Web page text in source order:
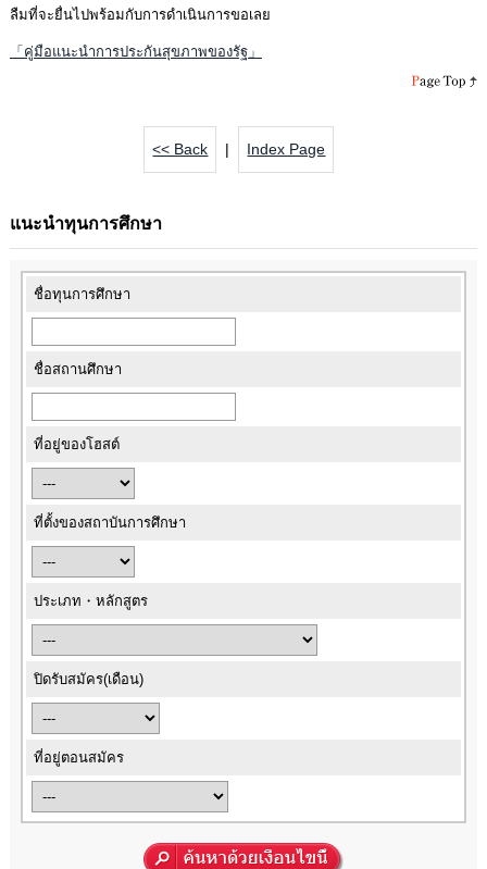
ลืมที่จะยื่นไปพร้อมกับการดำเนินการขอเลย
「คู่มือแนะนำการประกันสุขภาพของรัฐ」
<< Back | Index Page
แนะนำทุนการศึกษา
ชื่อทุนการศึกษา
ชื่อสถานศึกษา
ที่อยู่ของโฮสต์
ที่ตั้งของสถาบันการศึกษา
ประเภท・หลักสูตร
ปิดรับสมัคร(เดือน)
ที่อยู่ตอนสมัคร